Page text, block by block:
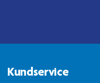
Kundservice